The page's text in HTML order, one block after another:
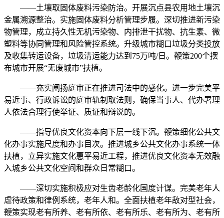
——土壤取固体废料污染防治。开展沉点县农用地土壤沉
金属溯源整治。实施固体废料分析管理步履。深切推进新污染
物管理，成立持久性无机污染物、内排泄干扰物、抗生素、微
塑料等协同管理和风险管控系统。升级城市糊口垃圾分类投放
及收集转运设备，垃圾清运能力达到75万吨/日。鞭策200个摆
布城市开展“无废城市”扶植。
——充实阐扬庭审正在推进司法中的感化。进一步完美平
易近事、行政诉讼的庭审轨制取法则，确保当事人、代办署理
人依法合理行使举证、质证和辩说的。
——指导优良文化资本向下层一线下沉。鞭策细化公共文
化办事实施尺度和办事目次。推进城乡公共文化办事系统一体
扶植，立异实施文化惠平易近工程，推进优良文化资本无效融
入城乡公共文化空间和群众日常糊口。
——深切实施积极应对生齿老龄化国度计谋。完美老年人
虐待政策和律例系统，老年人和。全面扶植老年敌对型社会，
鞭策实现老有所养、老有所依、老有所乐、老有所为、老有所